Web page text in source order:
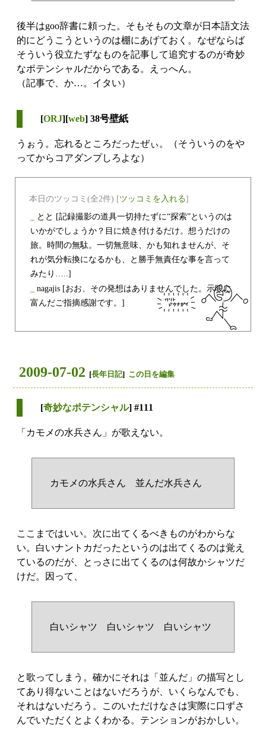
後半はgoo辞書に頼った。そもそもの文章が日本語文法
的にどうこうというのは棚にあげておく。なぜならば
そういう役立たずなものを記事して追究するのが奇妙
なポテンシャルだからである。えっへん。
（記事で、か…。イタい）
[ORJ][web] 38号壁紙
うぉう。忘れるところだったぜぃ。（そういうのをや
ってからコアダンプしろよな）
本日のツッコミ(全2件) [ツッコミを入れる]
とと [記録撮影の道具一切持たずに“探索”というのは
いかがでしょうか？目に焼き付けるだけ。想うだけの
旅。時間の無駄。一切無意味、かも知れませんが、そ
れが気分転換になるかも、と勝手無責任な事を言って
みたり…..]
nagajis [おお、その発想はありませんでした。示唆に
富んだご指摘感謝です。]
2009-07-02 [長年日記] この日を編集
[奇妙なポテンシャル] #111
「カモメの水兵さん」が歌えない。
カモメの水兵さん 並んだ水兵さん
ここまではいい。次に出てくるべきものがわからな
い。白いナントカだったというのは出てくるのは覚え
ているのだが、とっさに出てくるのは何故かシャツだ
けだ。因って、
白いシャツ 白いシャツ 白いシャツ
と歌ってしまう。確かにそれは「並んだ」の描写とし
てあり得ないことはないだろうが、いくらなんでも、
それはないだろう。このいただけなさは実際に口ずさ
んでいただくとよくわかる。テンションがおかしい。